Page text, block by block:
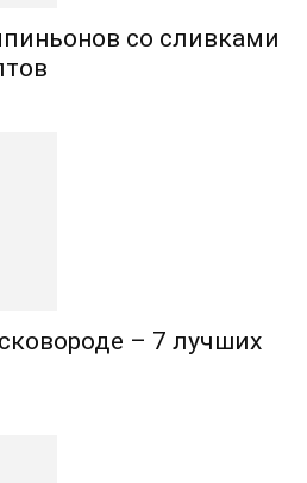
со сливками
– 7 лучших